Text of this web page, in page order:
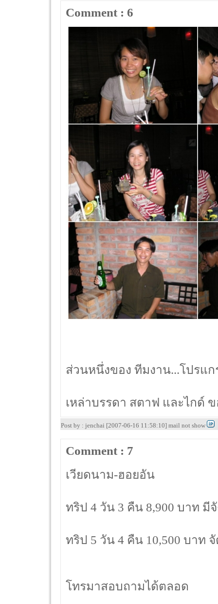
Comment : 6
ส่วนหนึ่งของ ทีมงาน...โปรแก
เหล่าบรรดา สตาฟ และไกด์
Post by : jenchai [2007-06-16 11:58:10] mail not show
Comment : 7
เวียดนาม-ฮอยอัน
ทริป 4 วัน 3 คืน 8,900 บาท มี
ทริป 5 วัน 4 คืน 10,500 บาท
โทรมาสอบถามได้ตลอด